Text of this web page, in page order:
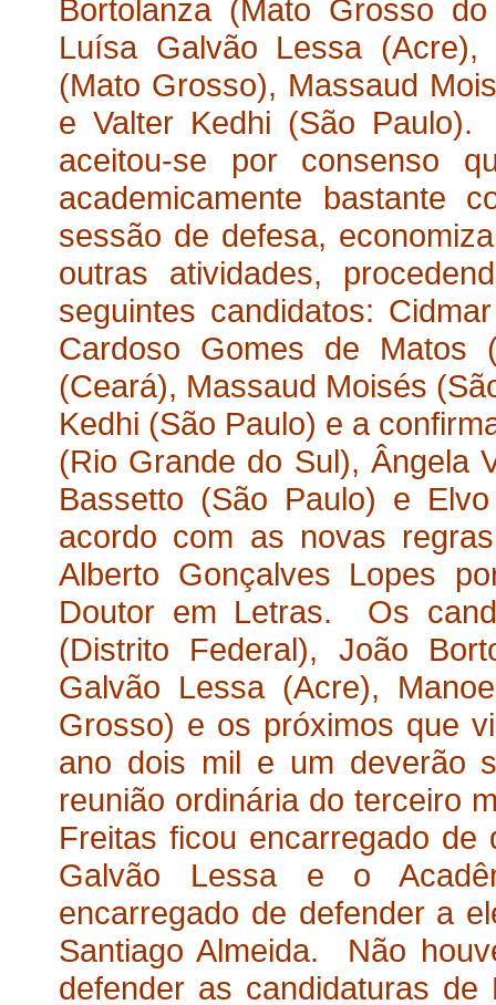
Bortolanza (Mato Grosso
Luísa Galvão Lessa (Acre),
(Mato Grosso), Massaud
e Valter Kedhi (São
aceitou-se por consenso
academicamente bastante
sessão de defesa,
outras atividades,
seguintes candidatos:
Cardoso Gomes de Matos
(Ceará), Massaud Moisés
Kedhi (São Paulo) e a
(Rio Grande do Sul), Ângela
Bassetto (São Paulo) e
acordo com as novas
Alberto Gonçalves Lopes
Doutor em Letras. Os
(Distrito Federal), João
Galvão Lessa (Acre),
Grosso) e os próximos que
ano dois mil e um deverão
reunião ordinária do terceiro
Freitas ficou encarregado
Galvão Lessa e o
encarregado de defender a
Santiago Almeida. Não
defender as candidaturas